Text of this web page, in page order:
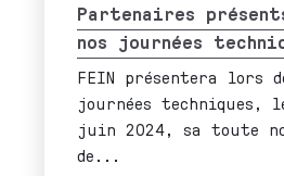
Partenaires
nos journées
FEIN présentera lors
journées techniques,
juin 2024, sa toute
de...